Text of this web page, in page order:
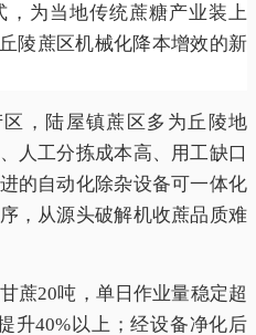
为当地传统蔗糖产业装上
陵蔗区机械化降本增效的新
，陆屋镇蔗区多为丘陵地
人工分拣成本高、用工缺口
的自动化除杂设备可一体化
，从源头破解机收蔗品质难
蔗20吨，单日作业量稳定超
升40%以上；经设备净化后